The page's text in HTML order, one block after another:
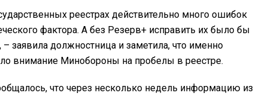
реестрах действительно много ошибок
фактора. А без Резерв+ исправить их было бы
заявила должностница и заметила, что именно
внимание Минобороны на пробелы в реестре.
что через несколько недель информацию из